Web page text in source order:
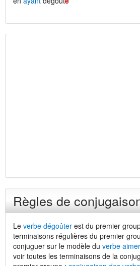
Règles de
Le verbe dégoûter est du premier
terminaisons régulières du premier
conjuguer sur le modèle du verbe aimer
voir toutes les terminaisons de la